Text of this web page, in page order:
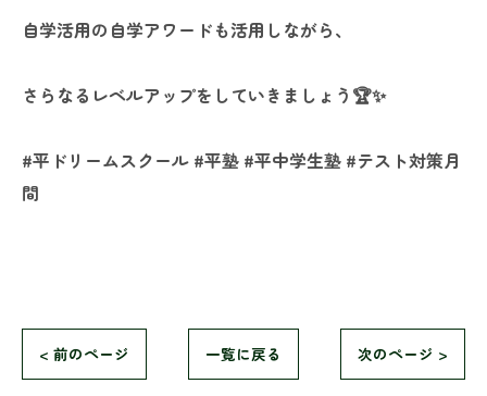
自学活用の自学アワードも活用しながら、
さらなるレベルアップをしていきましょう🏆️✨
#平ドリームスクール #平塾 #平中学生塾 #テスト対策月
間
< 前のページ 一覧に戻る 次のページ >